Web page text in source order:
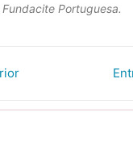
Portuguesa.